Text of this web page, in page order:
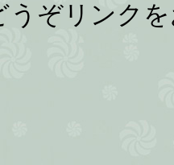
うぞリンク